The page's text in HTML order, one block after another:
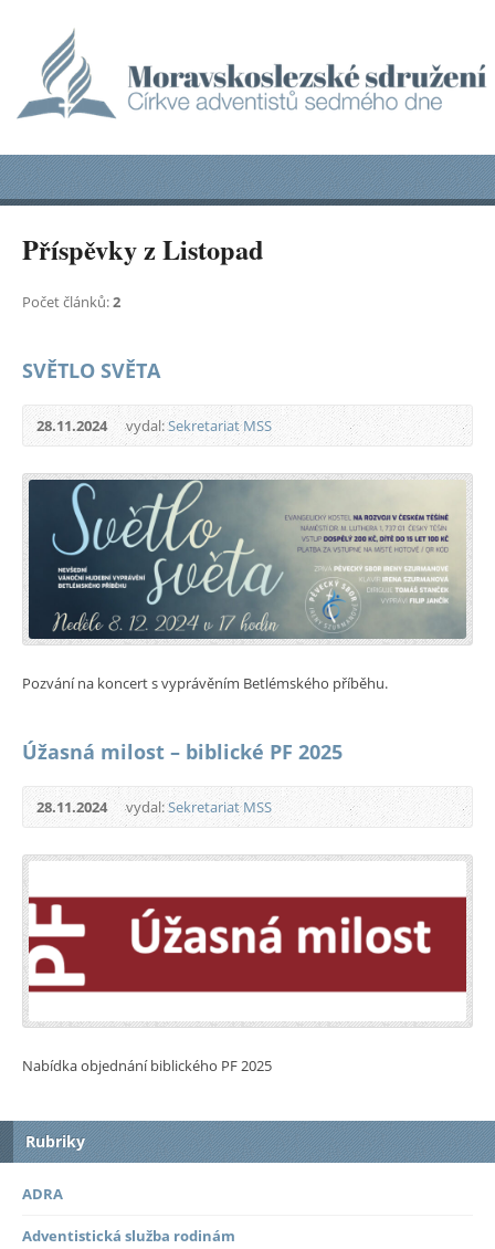
Příspěvky z Listopad
Počet článků:2
SVĚTLO SVĚTA
28.11.2024 vydal:Sekretariat MSS
Pozvání na koncert s vyprávěním Betlémského příběhu.
Úžasná milost – biblické PF 2025
28.11.2024 vydal:Sekretariat MSS
Nabídka objednání biblického PF 2025
Rubriky
ADRA
Adventistická služba rodinám